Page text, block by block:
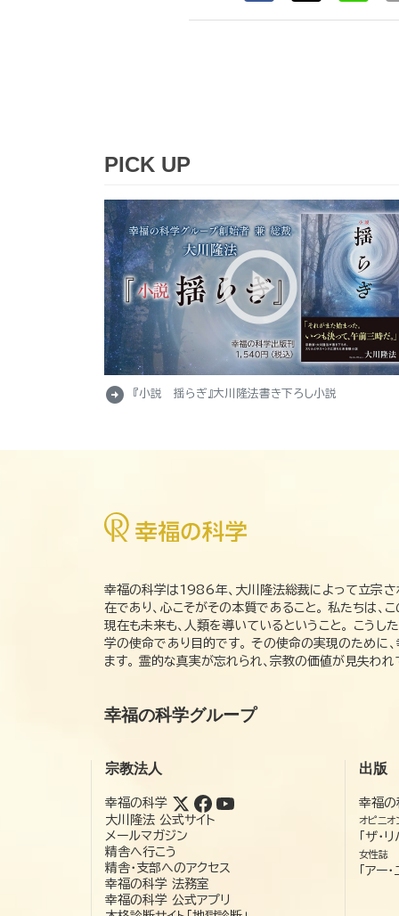
PICK UP
arrow_circle_right 『小説 揺らぎ』大川隆法書き下ろし小説
幸福の科学は1986年、大川隆法総裁によって立宗さ
在であり、心こそがその本質であること。 私たちは
現在も未来も、人類を導いているということ。 こう
学の使命であり目的です。 その使命の実現のために
ます。 霊的な真実が忘れられ、宗教の価値が見失わ
幸福の科学グループ
宗教法人
幸福の科学
大川隆法 公式サイト
メールマガジン
精舎へ行こう
精舎・支部へのアクセス
幸福の科学 法務室
幸福の科学 公式アプリ
出版
幸福の
オピニオ
「ザ・
女性誌
「アー